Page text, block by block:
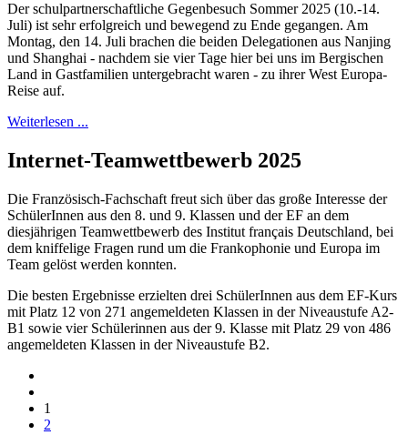
Der schulpartnerschaftliche Gegenbesuch Sommer 2025 (10.-14.
Juli) ist sehr erfolgreich und bewegend zu Ende gegangen. Am
Montag, den 14. Juli brachen die beiden Delegationen aus Nanjing
und Shanghai - nachdem sie vier Tage hier bei uns im Bergischen
Land in Gastfamilien untergebracht waren - zu ihrer West Europa-
Reise auf.
Weiterlesen ...
Internet-Teamwettbewerb 2025
Die Französisch-Fachschaft freut sich über das große Interesse der
SchülerInnen aus den 8. und 9. Klassen und der EF an dem
diesjährigen Teamwettbewerb des Institut français Deutschland, bei
dem kniffelige Fragen rund um die Frankophonie und Europa im
Team gelöst werden konnten.
Die besten Ergebnisse erzielten drei SchülerInnen aus dem EF-Kurs
mit Platz 12 von 271 angemeldeten Klassen in der Niveaustufe A2-
B1 sowie vier Schülerinnen aus der 9. Klasse mit Platz 29 von 486
angemeldeten Klassen in der Niveaustufe B2.
1
2